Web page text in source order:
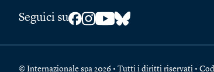
Seguici su
© Internazionale spa 2026 • Tutti i diritti riservati •